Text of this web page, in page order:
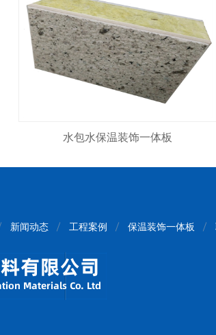
水包水保温装饰一体板
新闻动态 工程案例 保温装饰一体板